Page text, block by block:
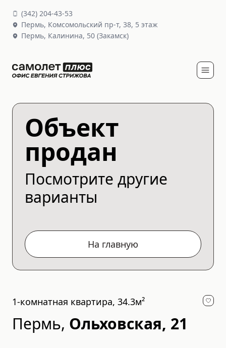
(342) 204-43-53
Пермь, Комсомольский пр-т, 38, 5 этаж
Пермь, Калинина, 50 (Закамск)
Объект
продан
Посмотрите другие
варианты
На главную
1-комнатная квартира, 34.3м²
Пермь, Ольховская, 21